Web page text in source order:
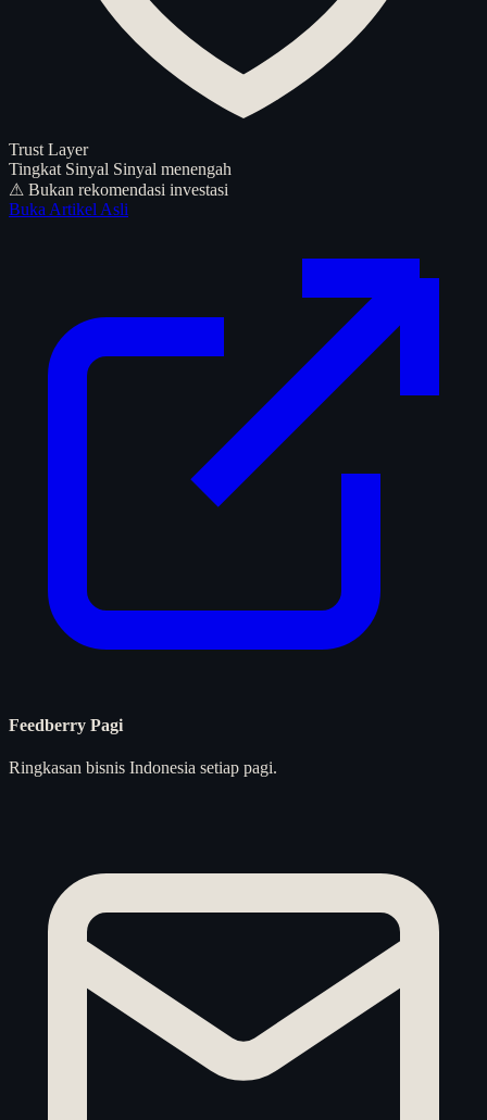
Trust Layer
Tingkat Sinyal Sinyal menengah
⚠ Bukan rekomendasi investasi
Buka Artikel Asli
Feedberry Pagi
Ringkasan bisnis Indonesia setiap pagi.